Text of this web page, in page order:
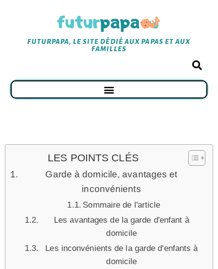
FUTURPAPA, LE SITE DÉDIÉ AUX PAPAS ET AUX
FAMILLES
LES POINTS CLÉS
Garde à domicile, avantages et
inconvénients
Sommaire de l'article
Les avantages de la garde d'enfant à
domicile
Les inconvénients de la garde d'enfants à
domicile